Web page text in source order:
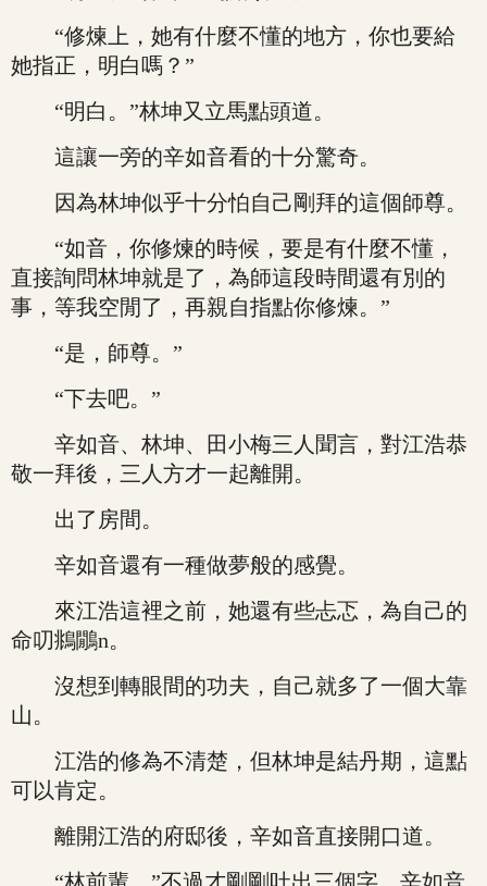
“修煉上，她有什麼不懂的地方，你也要給
她指正，明白嗎？”
“明白。”林坤又立馬點頭道。
這讓一旁的辛如音看的十分驚奇。
因為林坤似乎十分怕自己剛拜的這個師尊。
“如音，你修煉的時候，要是有什麼不懂，
直接詢問林坤就是了，為師這段時間還有別的
事，等我空閒了，再親自指點你修煉。”
“是，師尊。”
“下去吧。”
辛如音、林坤、田小梅三人聞言，對江浩恭
敬一拜後，三人方才一起離開。
出了房間。
辛如音還有一種做夢般的感覺。
來江浩這裡之前，她還有些忐忑，為自己的
命叨鴵鷳n。
沒想到轉眼間的功夫，自己就多了一個大靠
山。
江浩的修為不清楚，但林坤是結丹期，這點
可以肯定。
離開江浩的府邸後，辛如音直接開口道。